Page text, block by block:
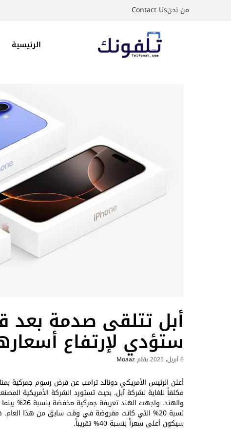
من نحنContact Us
الرئيسية
أبل تتلقى صدمة بعد
ستؤدي لإرتفاع
6 أبريل، 2025 بقلمMoaaz
أعلن الرئيس الأمريكي دونالد ترامب عن فرض رسوم جمركية
مكلفاً للغاية لشركة آبل. بحيث تستورد الشركة الأمريكية
نسبة 20% التي كانت مفروضة في وقت سابق من هذا
سيكون أعلى سعراً بنسبة 40% تقريباً.